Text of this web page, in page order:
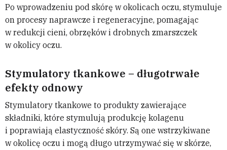
Po wprowadzeniu pod skórę w okolicach oczu, stymuluje
on procesy naprawcze i regeneracyjne, pomagając
w redukcji cieni, obrzęków i drobnych zmarszczek
w okolicy oczu.
Stymulatory tkankowe – długotrwałe
efekty odnowy
Stymulatory tkankowe to produkty zawierające
składniki, które stymulują produkcję kolagenu
i poprawiają elastyczność skóry. Są one wstrzykiwane
w okolicę oczu i mogą długo utrzymywać się w skórze,